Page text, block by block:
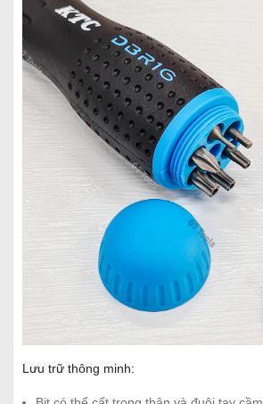
Lưu trữ thông minh: